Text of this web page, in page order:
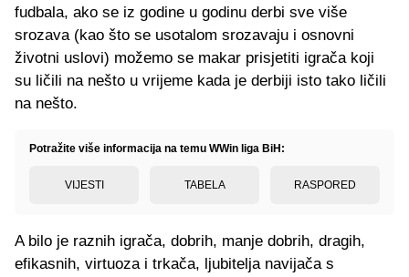
fudbala, ako se iz godine u godinu derbi sve više
srozava (kao što se usotalom srozavaju i osnovni
životni uslovi) možemo se makar prisjetiti igrača koji
su ličili na nešto u vrijeme kada je derbiji isto tako ličili
na nešto.
Potražite više informacija na temu WWin liga BiH:
VIJESTI TABELA RASPORED
A bilo je raznih igrača, dobrih, manje dobrih, dragih,
efikasnih, virtuoza i trkača, ljubitelja navijača s